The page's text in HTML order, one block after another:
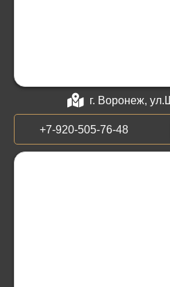
г. Воронеж,
+7-920-505-76-48